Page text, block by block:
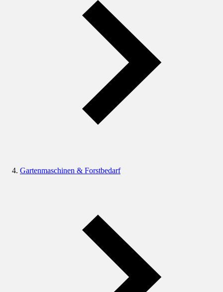
Gartenmaschinen & Forstbedarf